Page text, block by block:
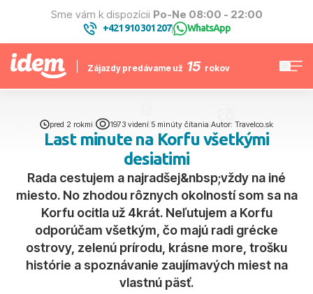
Sme vám k dispozícii Po-Ne 08:00 - 22:00
+421 910 301 207| WhatsApp
Zájazdy predávame už 15 rokov
pred 2 rokmi 1973 videní 5 minúty čítania Autor: Travelco.sk
Last minute na Korfu všetkými
desiatimi
Rada cestujem a najradšej&nbsp;vždy na iné
miesto. No zhodou rôznych okolností som sa na
Korfu ocitla už 4krát. Neľutujem a Korfu
odporúčam všetkým, čo majú radi grécke
ostrovy, zelenú prírodu, krásne more, trošku
histórie a spoznávanie zaujímavých miest na
vlastnú päsť.